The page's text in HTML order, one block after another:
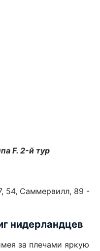
F. 2-й тур
54, Саммервилл, 89 -
нидерландцев
за плечами яркую